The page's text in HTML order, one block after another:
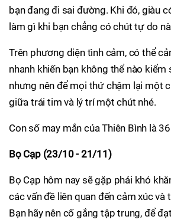
bạn đang đi sai đường. Khi đó, giàu
làm gì khi bạn chẳng có chút tự do
Trên phương diện tình cảm, có thể
nhanh khiến bạn không thể nào
nhưng nên để mọi thứ chậm lại một
giữa trái tim và lý trí một chút nhé.
Con số may mắn của Thiên Bình là 36
Bọ Cạp (23/10 - 21/11)
Bọ Cạp hôm nay sẽ gặp phải khó
các vấn đề liên quan đến cảm xúc và
Bạn hãy nên cố gắng tập trung, để